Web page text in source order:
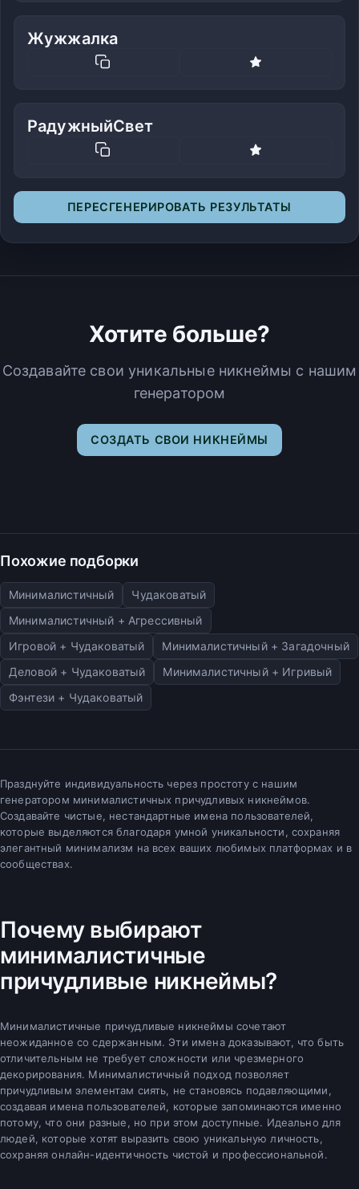
Жужжалка
РадужныйСвет
ПЕРЕСГЕНЕРИРОВАТЬ РЕЗУЛЬТАТЫ
Хотите больше?
Создавайте свои уникальные никнеймы с нашим
генератором
СОЗДАТЬ СВОИ НИКНЕЙМЫ
Похожие подборки
Минималистичный
Чудаковатый
Минималистичный + Агрессивный
Игровой + Чудаковатый
Минималистичный + Загадочный
Деловой + Чудаковатый
Минималистичный + Игривый
Фэнтези + Чудаковатый
Празднуйте индивидуальность через простоту с нашим
генератором минималистичных причудливых никнеймов.
Создавайте чистые, нестандартные имена пользователей,
которые выделяются благодаря умной уникальности, сохраняя
элегантный минимализм на всех ваших любимых платформах и в
сообществах.
Почему выбирают
минималистичные
причудливые никнеймы?
Минималистичные причудливые никнеймы сочетают
неожиданное со сдержанным. Эти имена доказывают, что быть
отличительным не требует сложности или чрезмерного
декорирования. Минималистичный подход позволяет
причудливым элементам сиять, не становясь подавляющими,
создавая имена пользователей, которые запоминаются именно
потому, что они разные, но при этом доступные. Идеально для
людей, которые хотят выразить свою уникальную личность,
сохраняя онлайн-идентичность чистой и профессиональной.